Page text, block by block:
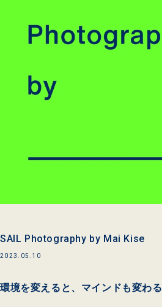
SAIL Photography by Mai Kise
2023.05.10
環境を変えると、マインドも変わる